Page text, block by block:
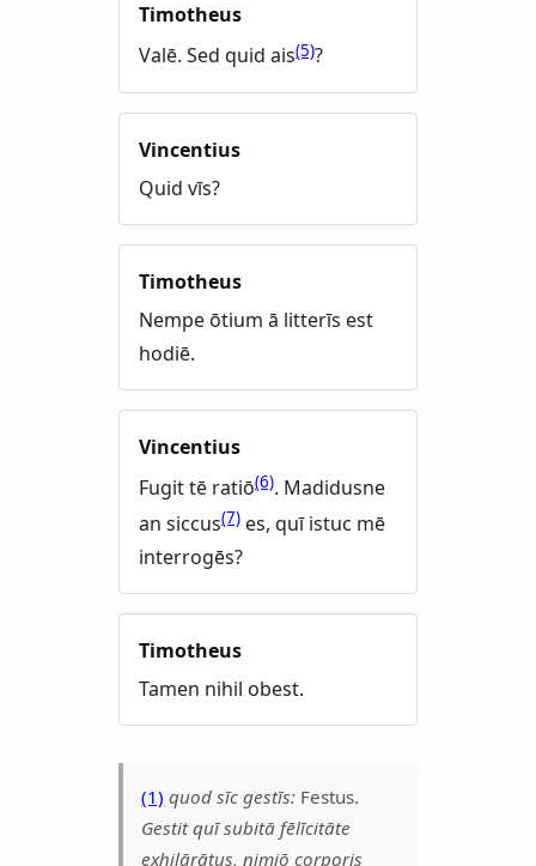
Timotheus
Valē. Sed quid ais(5)?
Vincentius
Quid vīs?
Timotheus
Nempe ōtium ā litterīs est
hodiē.
Vincentius
Fugit tē ratiō(6). Madidusne
an siccus(7)es, quī istuc mē
interrogēs?
Timotheus
Tamen nihil obest.
(1) quod sīc gestīs: Festus.
Gestit quī subitā fēlīcitāte
exhilārātus, nimiō corporis